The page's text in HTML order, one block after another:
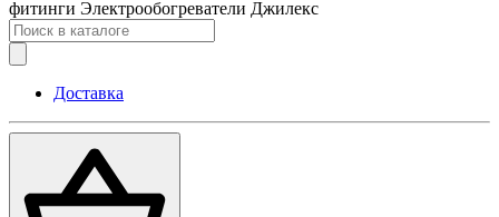
фитинги Электрообогреватели Джилекс
Доставка